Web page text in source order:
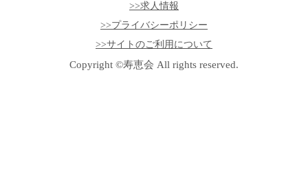
>>求人情報
>>プライバシーポリシー
>>サイトのご利用について
Copyright ©寿恵会 All rights reserved.